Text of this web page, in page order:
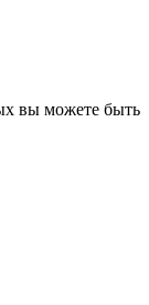
вы можете быть